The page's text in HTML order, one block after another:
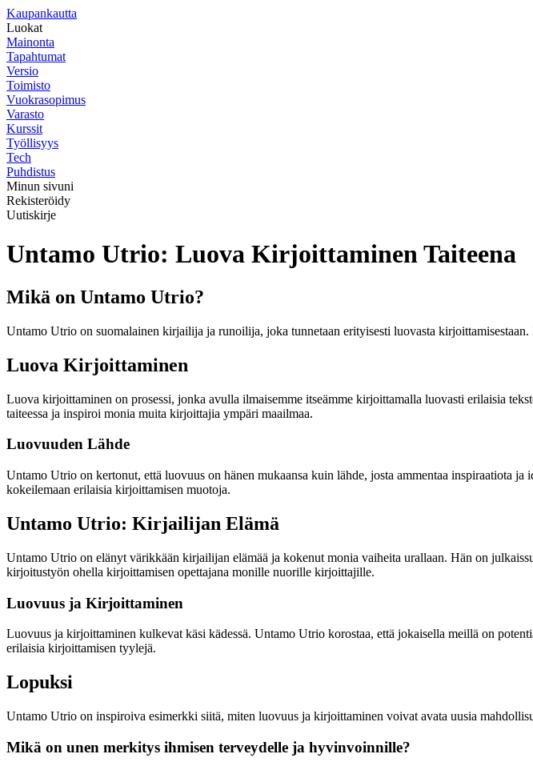
Kaupankautta
Luokat
Mainonta
Tapahtumat
Versio
Toimisto
Vuokrasopimus
Varasto
Kurssit
Työllisyys
Tech
Puhdistus
Minun sivuni
Rekisteröidy
Uutiskirje
Untamo Utrio: Luova Kirjoittaminen Taiteena
Mikä on Untamo Utrio?
Untamo Utrio on suomalainen kirjailija ja runoilija, joka tunnetaan erityisesti luovasta
Luova Kirjoittaminen
Luova kirjoittaminen on prosessi, jonka avulla ilmaisemme itseämme kirjoittamalla luovasti erilaisia
taiteessa ja inspiroi monia muita kirjoittajia ympäri maailmaa.
Luovuuden Lähde
Untamo Utrio on kertonut, että luovuus on hänen mukaansa kuin lähde, josta ammentaa inspiraatiota
kokeilemaan erilaisia kirjoittamisen muotoja.
Untamo Utrio: Kirjailijan Elämä
Untamo Utrio on elänyt värikkään kirjailijan elämää ja kokenut monia vaiheita urallaan. Hän on
kirjoitustyön ohella kirjoittamisen opettajana monille nuorille kirjoittajille.
Luovuus ja Kirjoittaminen
Luovuus ja kirjoittaminen kulkevat käsi kädessä. Untamo Utrio korostaa, että jokaisella meillä on
erilaisia kirjoittamisen tyylejä.
Lopuksi
Untamo Utrio on inspiroiva esimerkki siitä, miten luovuus ja kirjoittaminen voivat avata uusia
Mikä on unen merkitys ihmisen terveydelle ja hyvinvoinnille?